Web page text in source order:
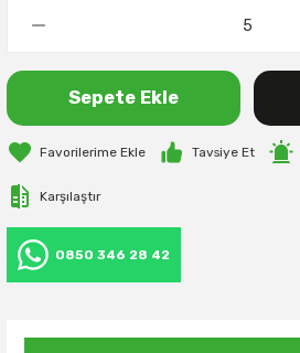
Sepete Ekle
Tavsiye Et
Karşılaştır
0850 346 28 42